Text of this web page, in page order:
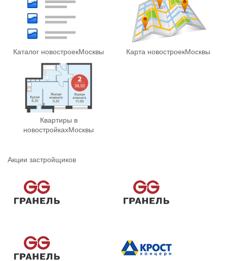
Каталог новостроекМосквы Карта новостроекМосквы
Квартиры в
новостройкахМосквы
Акции застройщиков